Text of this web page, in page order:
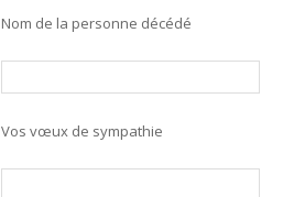
Nom de la personne décédé
Vos vœux de sympathie